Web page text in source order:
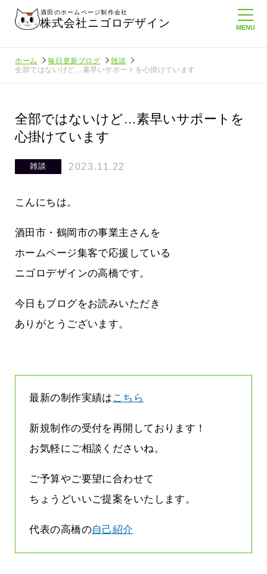
酒田のホームページ制作会社
株式会社ニゴロデザイン
ホーム 毎日更新ブログ
雑談
全部ではないけど…素早いサポートを心掛けています
全部ではないけど…素早いサポートを
心掛けています
雑談 2023.11.22
こんにちは。
酒田市・鶴岡市の事業主さんを
ホームページ集客で応援している
ニゴロデザインの高橋です。
今日もブログをお読みいただき
ありがとうございます。
最新の制作実績は こちら
新規制作の受付を再開しております！
お気軽にご相談くださいね。
ご予算やご要望に合わせて
ちょうどいいご提案をいたします。
代表の高橋の自己紹介
通信を持
雨なんです
ニゴロ通信８月号が届きました！まも
なくまちがい探しが変わります
2026.07.27